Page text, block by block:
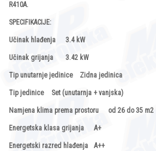
R410A.
SPECIFIKACIJE:
Učinak hlađenja 3.4 kW
Učinak grijanja 3.42 kW
Tip unutarnje jedinice Zidna jedinica
Tip jedinice Set (unutarnja + vanjska)
Namjena klima prema prostoru od 26 do 35 m2
Energetska klasa grijanja A+
Energetski razred hlađenja A++